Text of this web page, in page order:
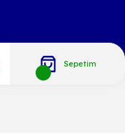
Sepetim